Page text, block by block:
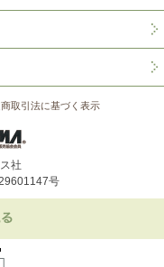
取引法に基づく表示
社
号